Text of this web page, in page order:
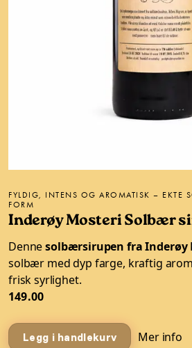
FYLDIG, INTENS OG AROMATISK – EKTE
FORM
Inderøy Mosteri Solbær
Dennesolbærsirupen fra Inderøy
solbær med dyp farge, kraftig
frisk syrlighet.
149.00
Legg i handlekurv Mer info